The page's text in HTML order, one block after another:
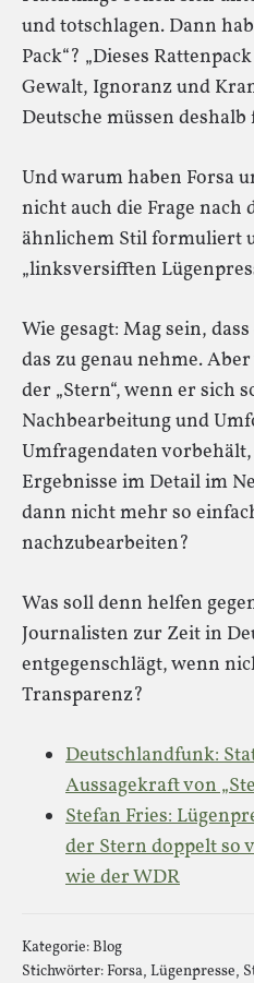
und totschlagen. Dann
Pack“? „Dieses
Gewalt, Ignoranz und
Deutsche müssen
Und warum haben Forsa
nicht auch die Frage nach
ähnlichem Stil formuliert
„linksversifften
Wie gesagt: Mag sein,
das zu genau nehme.
der „Stern“, wenn er sich
Nachbearbeitung und
Umfragendaten
Ergebnisse im Detail im
dann nicht mehr so
nachzubearbeiten?
Was soll denn helfen
Journalisten zur Zeit in
entgegenschlägt, wenn
Transparenz?
Deutschlandfunk:
Aussagekraft von
Stefan Fries:
der Stern doppelt so
wie der WDR
Kategorie:Blog
Stichwörter:Forsa, Lügenpresse,